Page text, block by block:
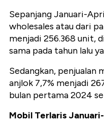
Sepanjang Januari-
wholesales atau dari
menjadi 256.368 unit,
sama pada tahun lalu
Sedangkan, penjualan
anjlok 7,7% menjadi
bulan pertama 2024
Mobil Terlaris